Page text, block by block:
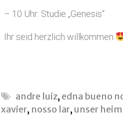
– 10 Uhr: Studie „Genesis“
Ihr seid herzlich willkommen
andre luiz, edna bueno
xavier, nosso lar, unser heim